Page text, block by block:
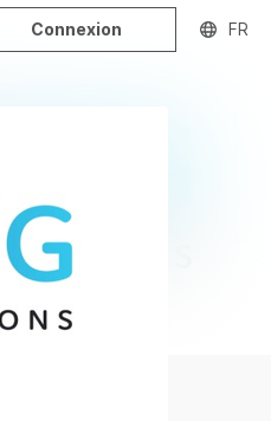
Connexion FR